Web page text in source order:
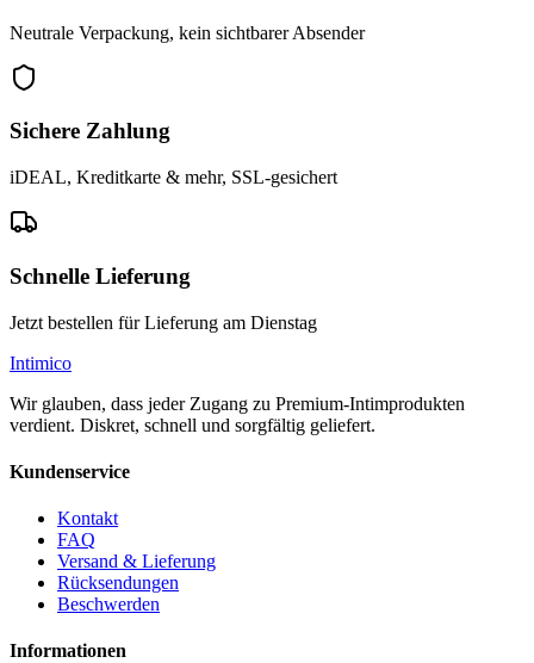
Neutrale Verpackung, kein sichtbarer Absender
Sichere Zahlung
iDEAL, Kreditkarte & mehr, SSL-gesichert
Schnelle Lieferung
Jetzt bestellen für Lieferung am Dienstag
Intimico
Wir glauben, dass jeder Zugang zu Premium-Intimprodukten
verdient. Diskret, schnell und sorgfältig geliefert.
Kundenservice
Kontakt
FAQ
Versand & Lieferung
Rücksendungen
Beschwerden
Informationen